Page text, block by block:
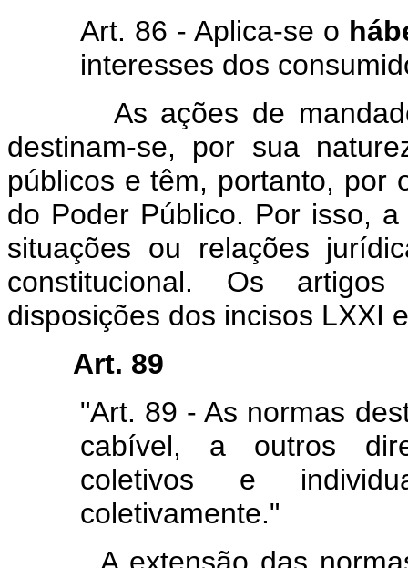
Art. 86 - Aplica-se o
interesses dos
As ações de mandado
destinam-se, por sua
públicos e têm, portanto, por
do Poder Público. Por isso,
situações ou relações
constitucional. Os
disposições dos incisos LXXI
Art. 89
"Art. 89 - As normas
cabível, a outros
coletivos e
coletivamente."